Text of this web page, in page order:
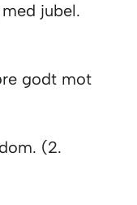
jubel.
godt mot
(2.